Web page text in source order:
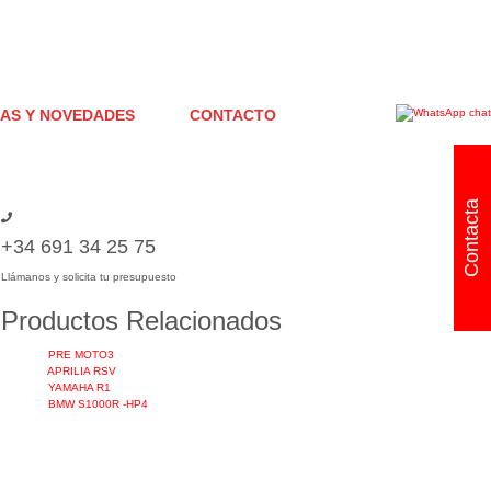
Y NOVEDADES CONTACTO
+34 691 34 25 75
Llámanos y solicita tu presupuesto
Productos Relacionados
PRE MOTO3
APRILIA RSV
YAMAHA R1
BMW S1000R -HP4
Contacta